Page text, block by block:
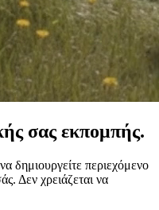
σας εκπομπής.
δημιουργείτε περιεχόμενο
Δεν χρειάζεται να